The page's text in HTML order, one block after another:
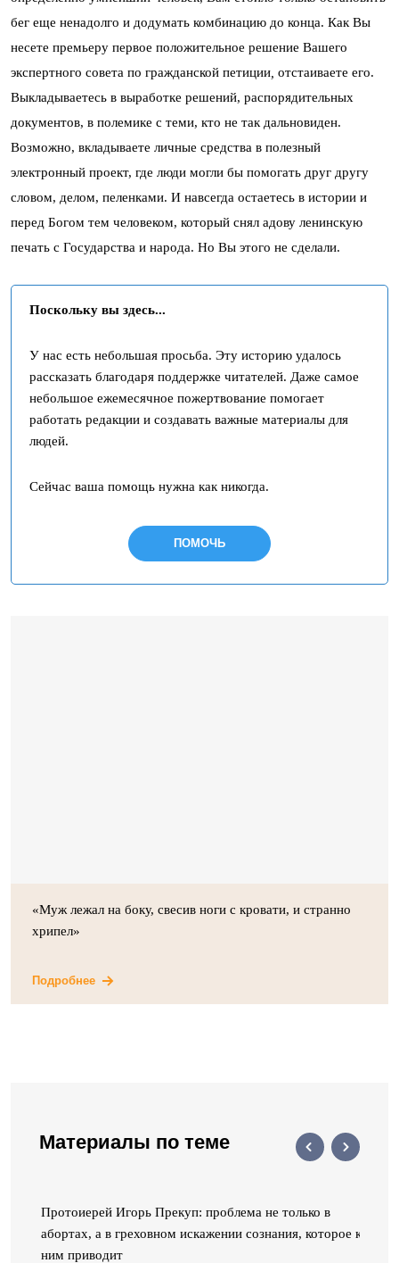
бег еще ненадолго и додумать комбинацию до конца. Как Вы
несете премьеру первое положительное решение Вашего
экспертного совета по гражданской петиции отстаиваете его.
Выкладываетесь в выработке решений, распорядительных
документов, в полемике с теми, кто не так дальновиден.
Возможно, вкладываете личные средства в полезный
электронный проект, где люди могли бы помогать друг другу
словом, делом, пеленками. И навсегда остаетесь в истории и
перед Богом тем человеком, который снял адову ленинскую
печать с Государства и народа. Но Вы этого не сделали.
Поскольку вы здесь...
У нас есть небольшая просьба. Эту историю удалось
рассказать благодаря поддержке читателей. Даже самое
небольшое ежемесячное пожертвование помогает
работать редакции и создавать важные материалы для
людей.
Сейчас ваша помощь нужна как никогда.
ПОМОЧЬ
«Муж лежал на боку, свесив ноги с кровати, и странно
хрипел»
Подробнее
Материалы по теме
Протоиерей Игорь Прекуп: проблема не только в
абортах, а в греховном искажении сознания, которое к
ним приводит